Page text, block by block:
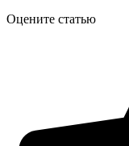
Оцените статью